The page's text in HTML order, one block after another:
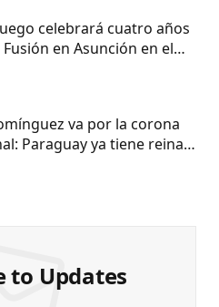
celebrará cuatro años
en Asunción en el
del Puerto
va por la corona
Paraguay ya tiene reina
to Updates